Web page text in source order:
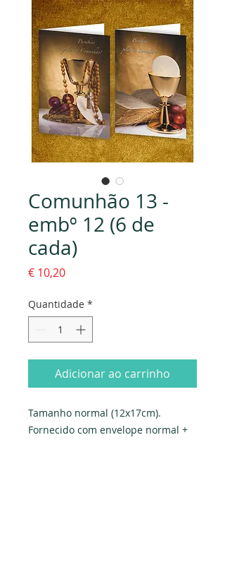
Comunhão 13 -
embº 12 (6 de
cada)
€ 10,20Preço
Quantidade *
Adicionar ao carrinho
Tamanho normal (12x17cm).
Fornecido com envelope normal +